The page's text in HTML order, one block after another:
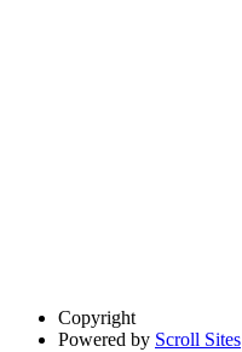
Copyright
Powered by Scroll Sites